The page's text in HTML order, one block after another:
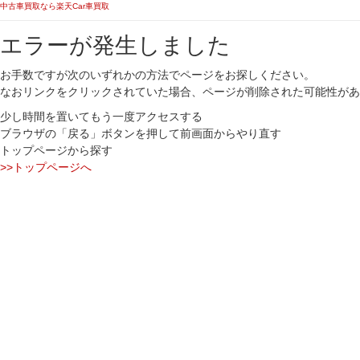
中古車買取なら楽天Car車買取
エラーが発生しました
お手数ですが次のいずれかの方法でページをお探しください。
なおリンクをクリックされていた場合、ページが削除された可能性が
少し時間を置いてもう一度アクセスする
ブラウザの「戻る」ボタンを押して前画面からやり直す
トップページから探す
>>トップページへ